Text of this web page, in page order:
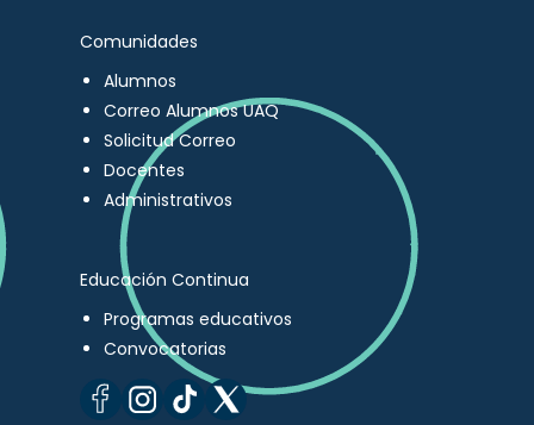
Comunidades
Alumnos
Correo Alumnos UAQ
Solicitud Correo
Docentes
Administrativos
Educación Continua
Programas educativos
Convocatorias